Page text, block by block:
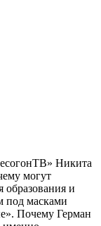
Никита
могут
и
под масками
Почему Герман